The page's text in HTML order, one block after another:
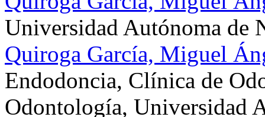
Universidad Autónoma de
Quiroga García, Miguel
Endodoncia, Clínica de
Odontología, Universidad